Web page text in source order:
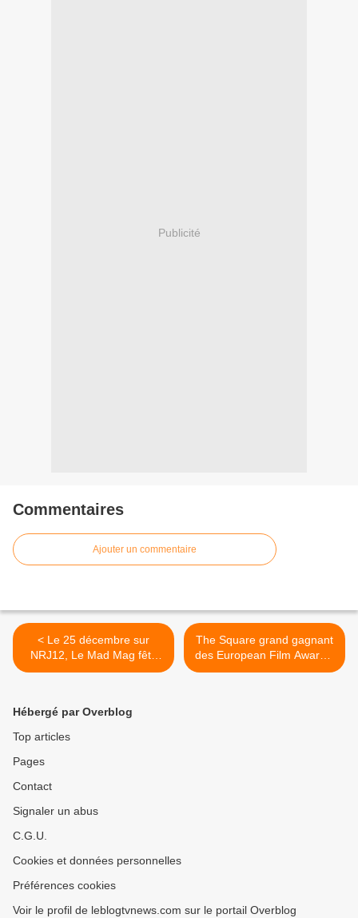
Publicité
Commentaires
Ajouter un commentaire
< Le 25 décembre sur
NRJ12, Le Mad Mag fête
Noël.
The Square grand gagnant
des European Film Awards.
>
Hébergé par Overblog
Top articles
Pages
Contact
Signaler un abus
C.G.U.
Cookies et données personnelles
Préférences cookies
Voir le profil de leblogtvnews.com sur le portail Overblog